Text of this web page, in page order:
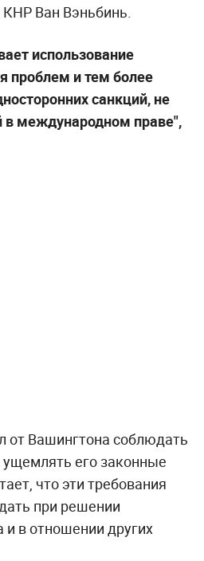
Ван Вэньбинь.
использование
проблем и тем более
санкций, не
международном праве",
от Вашингтона соблюдать
его законные
что эти требования
при решении
и в отношении других